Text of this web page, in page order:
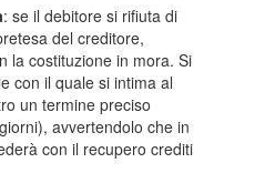
: se il debitore si rifiuta di
del creditore,
la costituzione in mora. Si
con il quale si intima al
un termine preciso
avvertendolo che in
con il recupero crediti